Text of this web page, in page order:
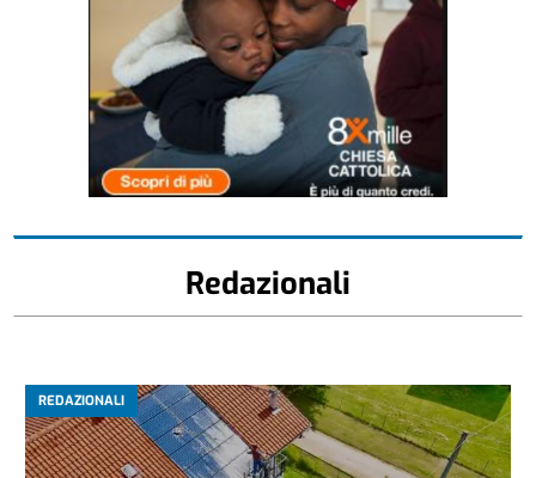
Redazionali
REDAZIONALI